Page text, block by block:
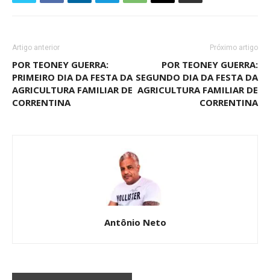
Artigo anterior
POR TEONEY GUERRA:
PRIMEIRO DIA DA FESTA DA
AGRICULTURA FAMILIAR DE
CORRENTINA
Próximo artigo
POR TEONEY GUERRA:
SEGUNDO DIA DA FESTA DA
AGRICULTURA FAMILIAR DE
CORRENTINA
Antônio Neto